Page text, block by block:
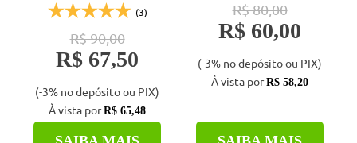
(3)
R$ 90,00
R$ 67,50
(-3% no depósito ou PIX)
À vista porR$ 65,48
R$ 80,00
R$ 60,00
(-3% no depósito ou PIX)
À vista porR$ 58,20